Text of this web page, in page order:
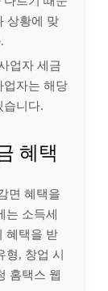
상황에 맞
업자 세금
업자는 해당
습니다.
혜택
면 혜택을
는 소득세
혜택을 받
, 창업 시
홈택스 웹